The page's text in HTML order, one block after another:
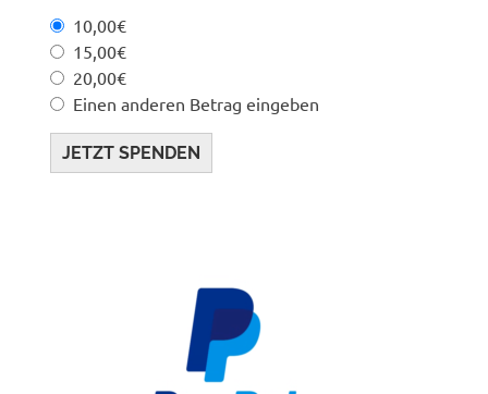
10,00€
15,00€
20,00€
Einen anderen Betrag eingeben
JETZT SPENDEN